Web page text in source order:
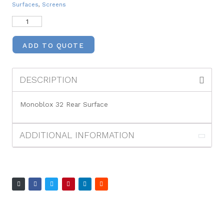
Surfaces, Screens
ADD TO QUOTE
DESCRIPTION
Monoblox 32 Rear Surface
ADDITIONAL INFORMATION